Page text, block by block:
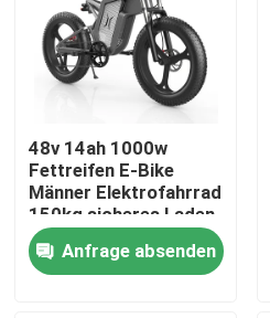
Haus
Produkte
48v 14ah 1000w
Fettreifen E-Bike
Männer Elektrofahrrad
150kg sicheres Laden
Anfrage absenden